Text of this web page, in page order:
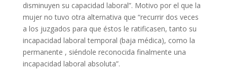
disminuyen su capacidad laboral”. Motivo por el que la
mujer no tuvo otra alternativa que “recurrir dos veces
a los juzgados para que éstos le ratificasen, tanto su
incapacidad laboral temporal (baja médica), como la
permanente , siéndole reconocida finalmente una
incapacidad laboral absoluta”.